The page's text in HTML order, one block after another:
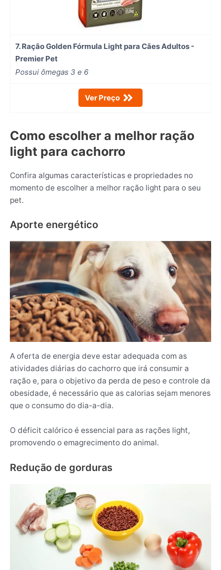
7. Ração Golden Fórmula Light para Cães Adultos -
Premier Pet
Possui ômegas 3 e 6
Ver Preço
Como escolher a melhor ração
light para cachorro
Confira algumas características e propriedades no
momento de escolher a melhor ração light para o seu
pet.
Aporte energético
A oferta de energia deve estar adequada com as
atividades diárias do cachorro que irá consumir a
ração e, para o objetivo da perda de peso e controle da
obesidade, é necessário que as calorias sejam menores
que o consumo do dia-a-dia.
O déficit calórico é essencial para as rações light,
promovendo o emagrecimento do animal.
Redução de gorduras